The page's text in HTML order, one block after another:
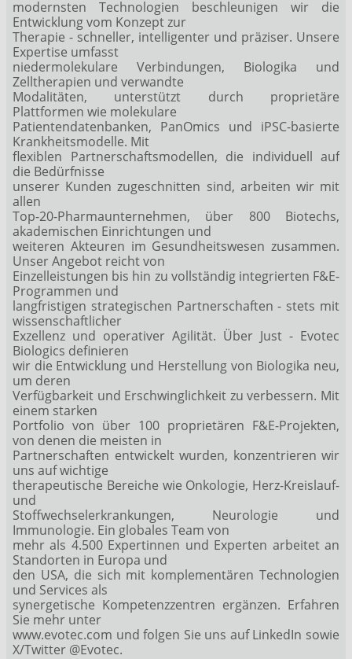
modernsten Technologien beschleunigen wir die
Entwicklung vom Konzept zur
Therapie - schneller, intelligenter und präziser. Unsere
Expertise umfasst
niedermolekulare Verbindungen, Biologika und
Zelltherapien und verwandte
Modalitäten, unterstützt durch proprietäre
Plattformen wie molekulare
Patientendatenbanken, PanOmics und iPSC-basierte
Krankheitsmodelle. Mit
flexiblen Partnerschaftsmodellen, die individuell auf
die Bedürfnisse
unserer Kunden zugeschnitten sind, arbeiten wir mit
allen
Top-20-Pharmaunternehmen, über 800 Biotechs,
akademischen Einrichtungen und
weiteren Akteuren im Gesundheitswesen zusammen.
Unser Angebot reicht von
Einzelleistungen bis hin zu vollständig integrierten F&E-
Programmen und
langfristigen strategischen Partnerschaften - stets mit
wissenschaftlicher
Exzellenz und operativer Agilität. Über Just - Evotec
Biologics definieren
wir die Entwicklung und Herstellung von Biologika neu,
um deren
Verfügbarkeit und Erschwinglichkeit zu verbessern. Mit
einem starken
Portfolio von über 100 proprietären F&E-Projekten,
von denen die meisten in
Partnerschaften entwickelt wurden, konzentrieren wir
uns auf wichtige
therapeutische Bereiche wie Onkologie, Herz-Kreislauf-
und
Stoffwechselerkrankungen, Neurologie und
Immunologie. Ein globales Team von
mehr als 4.500 Expertinnen und Experten arbeitet an
Standorten in Europa und
den USA, die sich mit komplementären Technologien
und Services als
synergetische Kompetenzzentren ergänzen. Erfahren
Sie mehr unter
www.evotec.com und folgen Sie uns auf LinkedIn sowie
X/Twitter @Evotec.